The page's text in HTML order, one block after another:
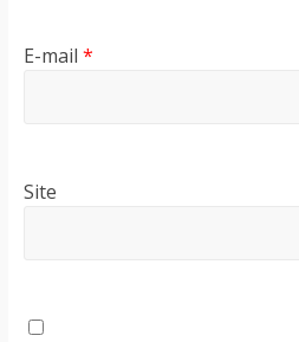
E-mail *
Site